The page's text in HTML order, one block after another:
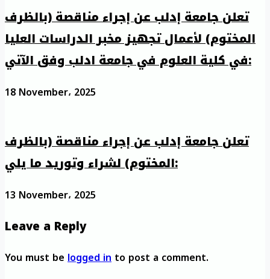
تعلن جامعة إدلب عن إجراء مناقصة (بالظرف
المختوم) لأعمال تجهيز مخبر الدراسات العليا
في كلية العلوم في جامعة ادلب وفق الآتي:
18 November، 2025
تعلن جامعة إدلب عن إجراء مناقصة (بالظرف
المختوم) لشراء وتوريد ما يلي:
13 November، 2025
Leave a Reply
You must belogged into post a comment.